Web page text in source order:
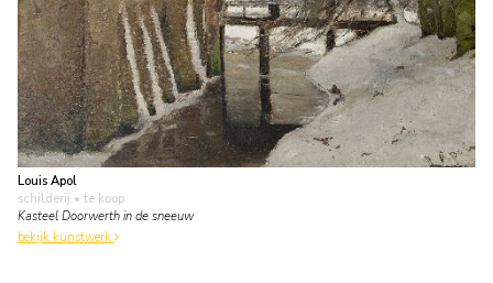
Louis Apol
schilderij • te koop
Kasteel Doorwerth in de sneeuw
bekijk kunstwerk